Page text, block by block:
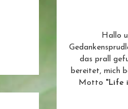
Hallo
das prall
bereitet, mich
Motto "Life